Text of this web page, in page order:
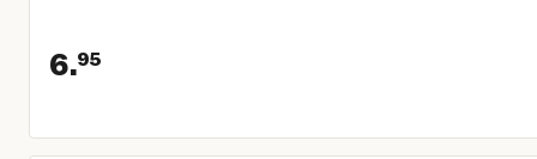
6.95
Huidige prijs € 6,95